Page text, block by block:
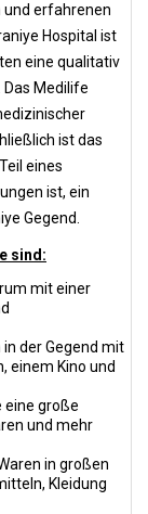
erfahrenen
Hospital ist
eine qualitativ
Medilife
ist das
eines
ist, ein
Gegend.
sind:
mit einer
der Gegend mit
einem Kino und
eine große
und mehr
in großen
Kleidung